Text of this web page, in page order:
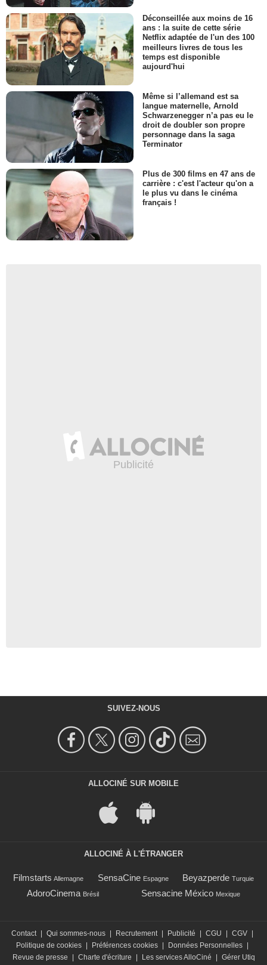
Déconseillée aux moins de 16
ans : la suite de cette série
Netflix adaptée de l'un des 100
meilleurs livres de tous les
temps est disponible
aujourd'hui
Même si l’allemand est sa
langue maternelle, Arnold
Schwarzenegger n’a pas eu le
droit de doubler son propre
personnage dans la saga
Terminator
Plus de 300 films en 47 ans de
carrière : c'est l'acteur qu'on a
le plus vu dans le cinéma
français !
SUIVEZ-NOUS
ALLOCINÉ SUR MOBILE
ALLOCINÉ À L'ÉTRANGER
Filmstarts Allemagne SensaCine Espagne Beyazperde Turquie
AdoroCinema Brésil Sensacine México Mexique
Contact Qui sommes-nous Recrutement Publicité CGU CGV
Politique de cookies
Préférences cookies Données Personnelles
Revue de presse
Charte d'écriture Les services AlloCiné Gérer Utiq